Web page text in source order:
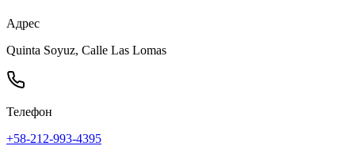
Адрес
Quinta Soyuz, Calle Las Lomas
Телефон
+58-212-993-4395